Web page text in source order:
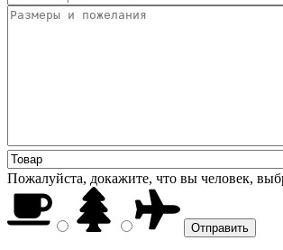
Пожалуйста, докажите, что вы человек,